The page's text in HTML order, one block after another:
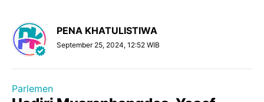
PENA KHATULISTIWA
September 25, 2024, 12:52 WIB
Parlemen